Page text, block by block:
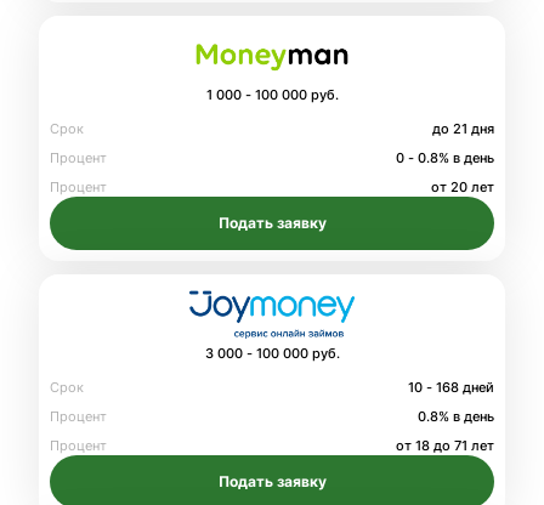
1 000 - 100 000 руб.
Срок
до 21 дня
Процент
0 - 0.8% в день
Процент
от 20 лет
Подать заявку
3 000 - 100 000 руб.
Срок
10 - 168 дней
Процент
0.8% в день
Процент
от 18 до 71 лет
Подать заявку